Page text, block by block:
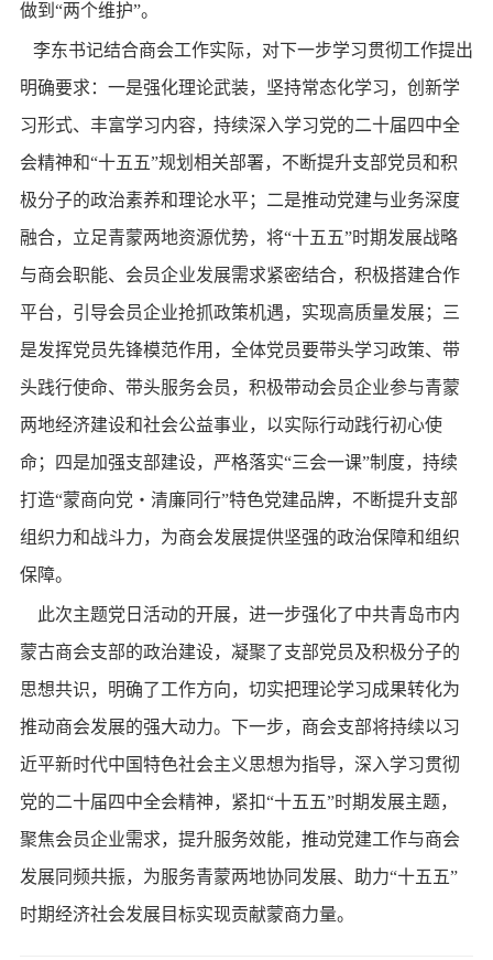
做到“两个维护”。
李东书记结合商会工作实际，对下一步学习贯彻工作提出
明确要求：一是强化理论武装，坚持常态化学习，创新学
习形式、丰富学习内容，持续深入学习党的二十届四中全
会精神和“十五五”规划相关部署，不断提升支部党员和积
极分子的政治素养和理论水平；二是推动党建与业务深度
融合，立足青蒙两地资源优势，将“十五五”时期发展战略
与商会职能、会员企业发展需求紧密结合，积极搭建合作
平台，引导会员企业抢抓政策机遇，实现高质量发展；三
是发挥党员先锋模范作用，全体党员要带头学习政策、带
头践行使命、带头服务会员，积极带动会员企业参与青蒙
两地经济建设和社会公益事业，以实际行动践行初心使
命；四是加强支部建设，严格落实“三会一课”制度，持续
打造“蒙商向党・清廉同行”特色党建品牌，不断提升支部
组织力和战斗力，为商会发展提供坚强的政治保障和组织
保障。
此次主题党日活动的开展，进一步强化了中共青岛市内
蒙古商会支部的政治建设，凝聚了支部党员及积极分子的
思想共识，明确了工作方向，切实把理论学习成果转化为
推动商会发展的强大动力。下一步，商会支部将持续以习
近平新时代中国特色社会主义思想为指导，深入学习贯彻
党的二十届四中全会精神，紧扣“十五五”时期发展主题，
聚焦会员企业需求，提升服务效能，推动党建工作与商会
发展同频共振，为服务青蒙两地协同发展、助力“十五五”
时期经济社会发展目标实现贡献蒙商力量。